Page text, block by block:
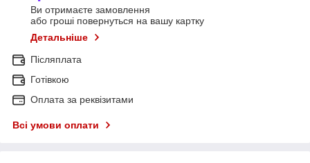
Ви отримаєте замовлення
або гроші повернуться на вашу картку
Детальніше
Післяплата
Готівкою
Оплата за реквізитами
Всі умови оплати